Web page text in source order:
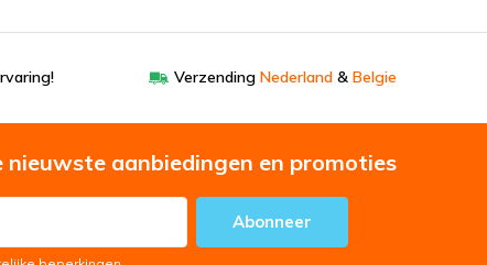
Verzending Nederland & Belgie
nieuwste aanbiedingen en promoties
Abonneer